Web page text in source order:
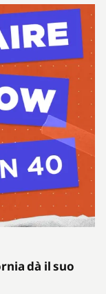
dà il suo